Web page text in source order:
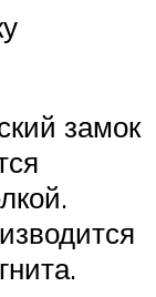
замок